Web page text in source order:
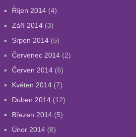
Říjen 2014(4)
Září 2014(3)
Srpen 2014(5)
Červenec 2014(2)
Červen 2014(6)
Květen 2014(7)
Duben 2014(12)
Březen 2014(5)
Únor 2014(8)